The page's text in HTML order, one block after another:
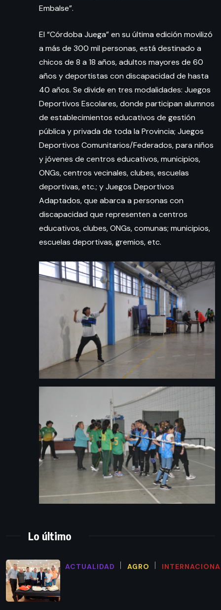
Embalse”.
El “Córdoba Juega” en su última edición movilizó
a más de 300 mil personas, está destinado a
chicos de 8 a 18 años, adultos mayores de 60
años y deportistas con discapacidad de hasta
40 años. Se divide en tres modalidades: Juegos
Deportivos Escolares, donde participan alumnos
de establecimientos educativos de gestión
pública y privada de toda la Provincia; Juegos
Deportivos Comunitarios/Federados, para niños
y jóvenes de centros educativos, municipios,
ONGs, centros vecinales, clubes, escuelas
deportivas, etc.; y Juegos Deportivos
Adaptados, que abarca a personas con
discapacidad que representen a centros
educativos, clubes, ONGs, comunas; municipios,
escuelas deportivas, gremios, etc.
Lo último
ACTUALIDAD AGRO